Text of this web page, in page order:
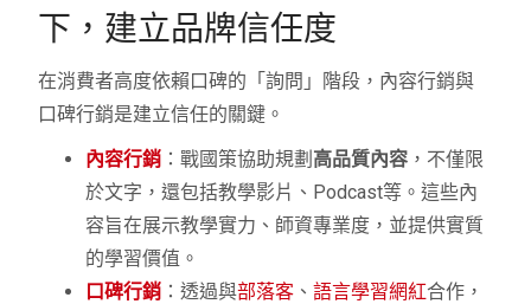
下，建立品牌信任度
在消費者高度依賴口碑的「詢問」階段，內容行銷與
口碑行銷是建立信任的關鍵。
內容行銷 ：戰國策協助規劃 高品質內容 ，不僅限
於文字，還包括教學影片、Podcast等。這些內
容旨在展示教學實力、師資專業度，並提供實質
的學習價值。
口碑行銷 ：透過與部落客 、語言學習網紅合作，